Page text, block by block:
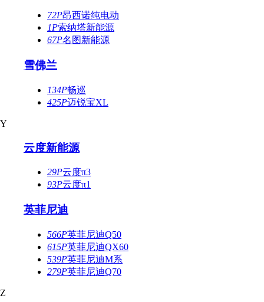
72P昂西诺纯电动
1P索纳塔新能源
67P名图新能源
雪佛兰
134P畅巡
425P迈锐宝XL
Y
云度新能源
29P云度π3
93P云度π1
英菲尼迪
566P英菲尼迪Q50
615P英菲尼迪QX60
539P英菲尼迪M系
279P英菲尼迪Q70
Z